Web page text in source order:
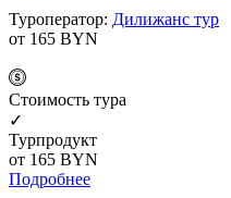
Туроператор: Дилижанс тур
от 165 BYN
Cтоимость тура
✓
Турпродукт
от 165 BYN
Подробнее